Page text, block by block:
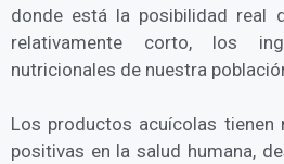
donde está la posibilidad real
relativamente corto, los
nutricionales de nuestra
Los productos acuícolas tienen
positivas en la salud humana,